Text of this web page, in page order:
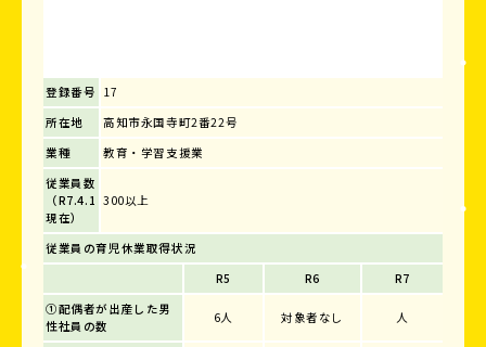
登録番号 17
所在地
高知市永国寺町2番22号
業種
教育・学習支援業
従業員数
（R7.4.1
現在）
300以上
従業員の育児休業取得状況
R5
R6
R7
①配偶者が出産した男
性社員の数
6人 対象者なし 人